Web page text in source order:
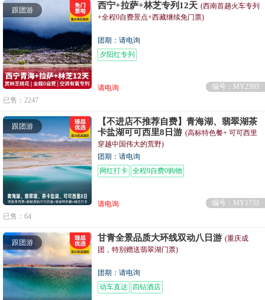
跟团游 西宁+拉萨+林芝专列12天 (西南首趟火车专列
+全程0自费景点+西藏继续免门票)
团期：请电询
夕阳红专列
请电询
编号：MY2393
已售：2247
跟团游
【不进店不推荐自费】青海湖、翡翠湖茶
卡盐湖可可西里8日游 (高标特色餐+ 可可西里
穿越中国伟大的荒野)
团期：请电询
网红打卡 全程0自费0购物
请电询
编号：MY1733
已售：64
跟团游 甘青全景品质大环线双动八日游 (重庆成
团，特别赠送翡翠湖门票)
团期：请电询
动车直达
四钻酒店